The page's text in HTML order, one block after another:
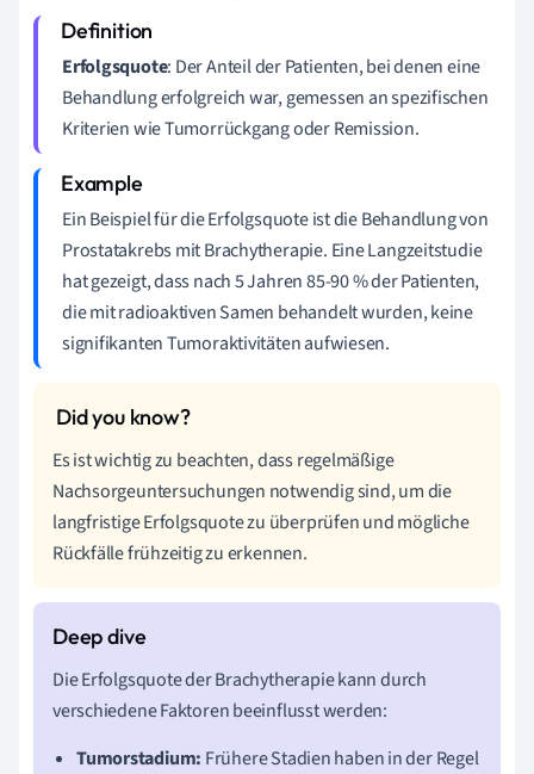
Erfolgsquote: Der Anteil der Patienten, bei denen eine
Behandlung erfolgreich war, gemessen an spezifischen
Kriterien wie Tumorrückgang oder Remission.
Ein Beispiel für die Erfolgsquote ist die Behandlung von
Prostatakrebs mit Brachytherapie. Eine Langzeitstudie
hat gezeigt, dass nach 5 Jahren 85-90 % der Patienten,
die mit radioaktiven Samen behandelt wurden, keine
signifikanten Tumoraktivitäten aufwiesen.
Es ist wichtig zu beachten, dass regelmäßige
Nachsorgeuntersuchungen notwendig sind, um die
langfristige Erfolgsquote zu überprüfen und mögliche
Rückfälle frühzeitig zu erkennen.
Die Erfolgsquote der Brachytherapie kann durch
verschiedene Faktoren beeinflusst werden:
Tumorstadium: Frühere Stadien haben in der Regel